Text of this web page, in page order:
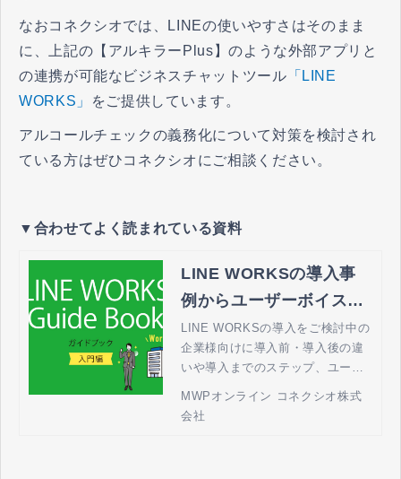
なおコネクシオでは、LINEの使いやすさはそのまま
に、上記の【アルキラーPlus】のような外部アプリと
の連携が可能なビジネスチャットツール 「LINE
WORKS」
をご提供しています。
アルコールチェックの義務化について対策を検討され
ている方はぜひコネクシオにご相談ください。
▼合わせてよく読まれている資料
LINE WORKSの導入事
例からユーザーボイスま
でわかりやすくご紹介｜
法人携帯とテレワークの
クシオ
LINE WORKSの導入をご検討中の
企業様向けに導入前・導入後の違
いや導入までのステップ、ユーザ
ます。
MWPオンライン コネクシオ株式
会社